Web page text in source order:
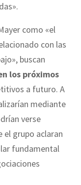
como «el
con las
buscan
los próximos
a futuro. A
mediante
verse
grupo aclaran
fundamental